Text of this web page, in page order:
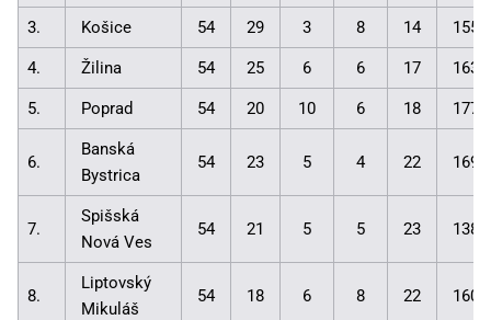
3. Košice 54 29 3 8 14
4. Žilina 54 25 6 6 17
5. Poprad 54 20 10 6 18
6.
Banská
Bystrica
54 23 5 4 22
7.
Spišská
Nová Ves
54 21 5 5 23
8.
Liptovský
Mikuláš
54 18 6 8 22